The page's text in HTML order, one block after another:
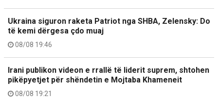
Ukraina siguron raketa Patriot nga SHBA, Zelensky: Do
të kemi dërgesa çdo muaj
08/08 19:46
Irani publikon videon e rrallë të liderit suprem, shtohen
pikëpyetjet për shëndetin e Mojtaba Khameneit
08/08 19:21